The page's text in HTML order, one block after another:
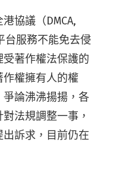
協議（DMCA,
台服務不能免去侵
著作權法保護的
權擁有人的權
論沸沸揚揚，各
法規調整一事，
訴求，目前仍在